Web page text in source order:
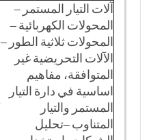
آلات التيار المستمر –
المحولات الكهربائية –
المحولات ثلاثية الطور –
الآلات التحريضية غير
المتوافقة، مفاهيم
اساسية في دارة التيار
المستمر والتيار
المتناوب –تحليل